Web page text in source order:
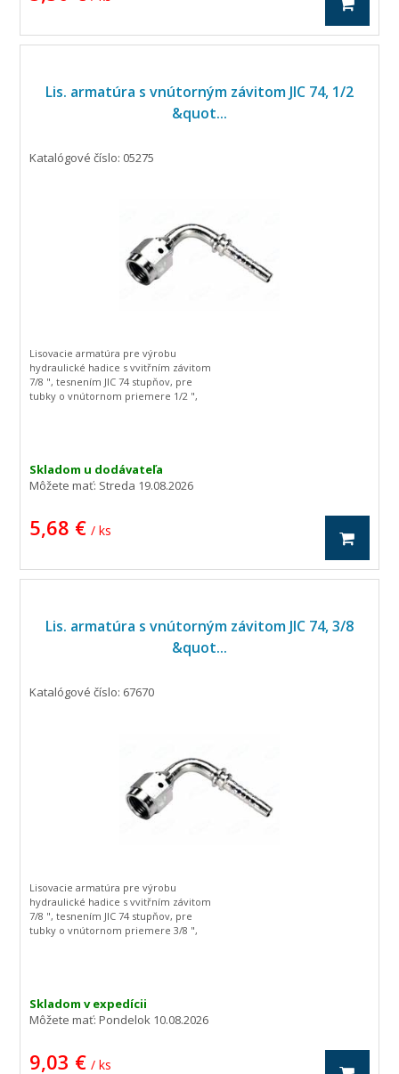
Lis. armatúra s vnútorným závitom JIC 74, 1/2
&quot...
Katalógové číslo: 05275
Skladom u dodávateľa
Môžete mať: Streda 19.08.2026
5,68 € / ks
Lisovacie armatúra pre výrobu
hydraulické hadice s vvitřním závitom
7/8 ", tesnením JIC 74 stupňov, pre
tubky o vnútornom priemere 1/2 ",
Lis. armatúra s vnútorným závitom JIC 74, 3/8
&quot...
Katalógové číslo: 67670
Skladom v expedícii
Môžete mať:Pondelok 10.08.2026
9,03 € / ks
Lisovacie armatúra pre výrobu
hydraulické hadice s vvitřním závitom
7/8 ", tesnením JIC 74 stupňov, pre
tubky o vnútornom priemere 3/8 ",